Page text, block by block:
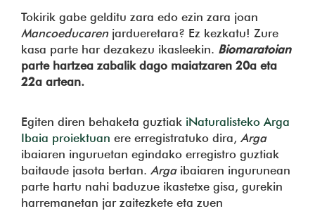
Tokirik gabe gelditu zara edo ezin zara joan
Mancoeducaren jardueretara? Ez kezkatu! Zure
kasa parte har dezakezu ikasleekin. Biomaratoian
parte hartzea zabalik dago maiatzaren 20a eta
22a artean.
Egiten diren behaketa guztiak iNaturalisteko Arga
Ibaia proiektuan ere erregistratuko dira, Arga
ibaiaren inguruetan egindako erregistro guztiak
baitaude jasota bertan. Arga ibaiaren ingurunean
parte hartu nahi baduzue ikastetxe gisa, gurekin
harremanetan jar zaitezkete eta zuen